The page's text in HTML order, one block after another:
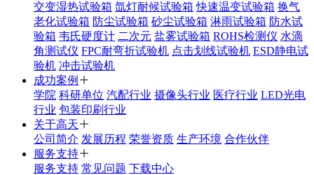
交变湿热试验箱 氙灯耐候试验箱 快速温变试验箱 换气
老化试验箱 防尘试验箱 砂尘试验箱 淋雨试验箱 防水试
验箱 韦氏硬度计 二次元 盐雾试验箱 ROHS检测仪 水滴
角测试仪 FPC耐弯折试验机 点击划线试验机 ESD静电试
验机 冲击试验机
成功案例
学院 科研单位 汽配行业 摄像头行业 医疗行业 LED光电
行业 包装印刷行业
关于高天
公司简介 发展历程 荣誉资质 生产环境 合作伙伴
服务支持
服务支持 常见问题 下载中心